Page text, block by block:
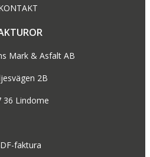
Mark & Asfalt AB
2B
36 Lindome
faktura